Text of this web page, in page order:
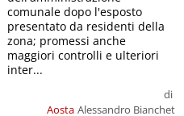
Aosta
di
Alessandro Bianchet
comunale dopo l'esposto
presentato da residenti della
zona; promessi anche
maggiori controlli e ulteriori
inter...